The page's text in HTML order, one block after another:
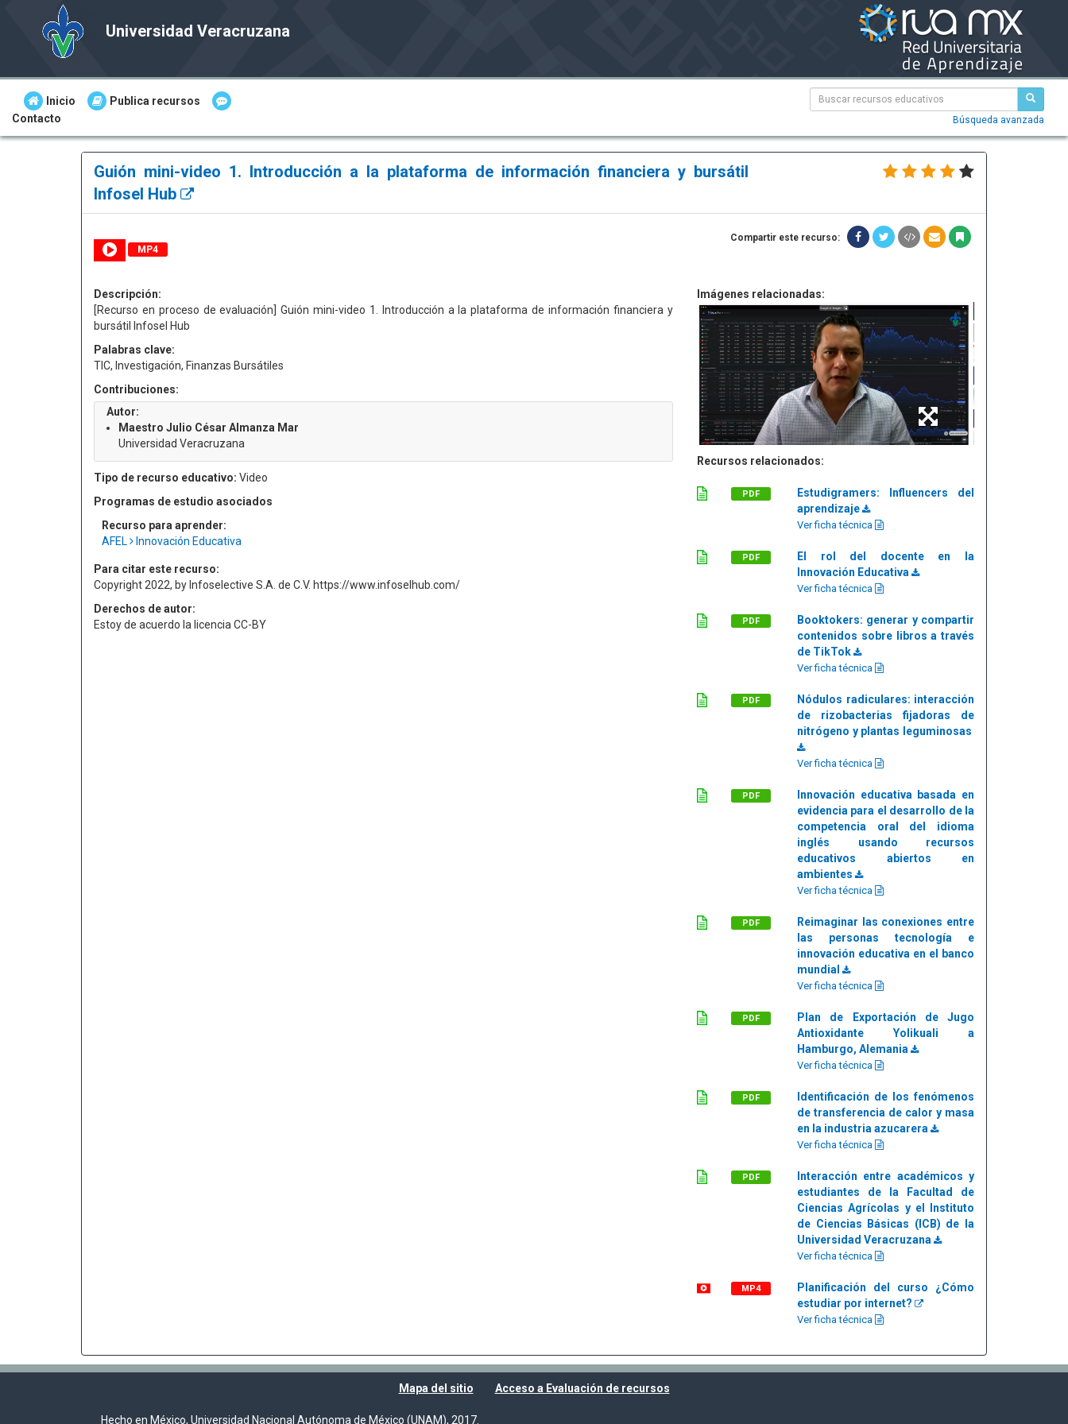
Universidad Veracruzana
Inicio
Publica recursos
Contacto
Búsqueda avanzada
Guión mini-video 1. Introducción a la plataforma de información financiera y bursátil
Infosel Hub
MP4
Compartir este recurso:
Descripción:
[Recurso en proceso de evaluación] Guión mini-video 1. Introducción a la plataforma de información financiera y
bursátil Infosel Hub
Palabras clave:
TIC, Investigación, Finanzas Bursátiles
Contribuciones:
Autor:
Maestro Julio César Almanza Mar
Universidad Veracruzana
Tipo de recurso educativo: Video
Programas de estudio asociados
Recurso para aprender:
AFEL
Innovación Educativa
Para citar este recurso:
Copyright 2022, by Infoselective S.A. de C.V. https://www.infoselhub.com/
Derechos de autor:
Estoy de acuerdo la licencia CC-BY
Imágenes relacionadas:
Recursos relacionados:
PDF
Estudigramers: Influencers del
aprendizaje
Ver ficha técnica
PDF
El rol del docente en la
Innovación Educativa
Ver ficha técnica
PDF
Booktokers: generar y compartir
contenidos sobre libros a través
de TikTok
Ver ficha técnica
PDF
Nódulos radiculares: interacción
de rizobacterias fijadoras de
nitrógeno y plantas leguminosas
Ver ficha técnica
PDF
Innovación educativa basada en
evidencia para el desarrollo de la
competencia oral del idioma
inglés usando recursos
educativos abiertos en
ambientes
Ver ficha técnica
PDF
Reimaginar las conexiones entre
las personas tecnología e
innovación educativa en el banco
mundial
Ver ficha técnica
PDF
Plan de Exportación de Jugo
Antioxidante Yolikuali a
Hamburgo, Alemania
Ver ficha técnica
PDF
Identificación de los fenómenos
de transferencia de calor y masa
en la industria azucarera
Ver ficha técnica
PDF
Interacción entre académicos y
estudiantes de la Facultad de
Ciencias Agrícolas y el Instituto
de Ciencias Básicas (ICB) de la
Universidad Veracruzana
Ver ficha técnica
MP4
Planificación del curso ¿Cómo
estudiar por internet?
Ver ficha técnica
Mapa del sitio Acceso a Evaluación de recursos
Hecho en México, Universidad Nacional Autónoma de México (UNAM), 2017.